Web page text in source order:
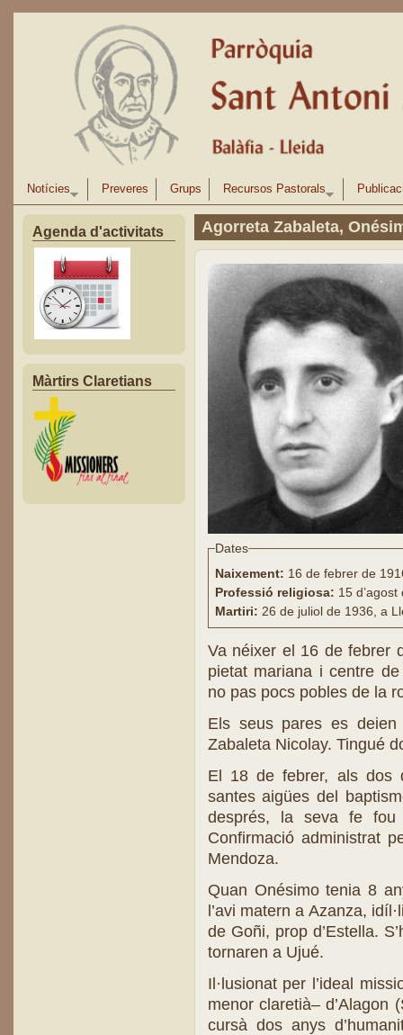
Notícies Preveres Grups Recursos Pastorals
Agenda d'activitats
Màrtirs Claretians
Agorreta Zabaleta,
Dates
Naixement: 16 de febrer de
Professió religiosa: 15 d’agost
Martiri: 26 de juliol de 1936, a
Va néixer el 16 de febrer
pietat mariana i centre
no pas pocs pobles de la
Els seus pares es deien
Zabaleta Nicolay. Tingué
El 18 de febrer, als dos
santes aigües del
després, la seva fe
Confirmació administrat
Mendoza.
Quan Onésimo tenia 8
l’avi matern a Azanza,
de Goñi, prop d’Estella.
tornaren a Ujué.
Il·lusionat per l’ideal
menor claretià– d’Alagon
cursà dos anys